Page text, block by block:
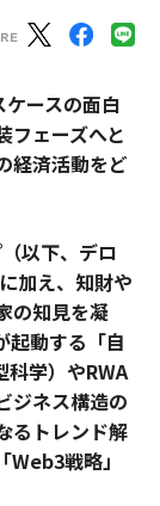
ースの面白
フェーズへと
経済活動をど
以下、デロ
加え、知財や
の知見を凝
起動する「自
学）やRWA
ジネス構造の
るトレンド解
戦略」